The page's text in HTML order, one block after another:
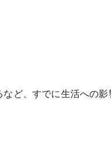
ど、すでに生活への影